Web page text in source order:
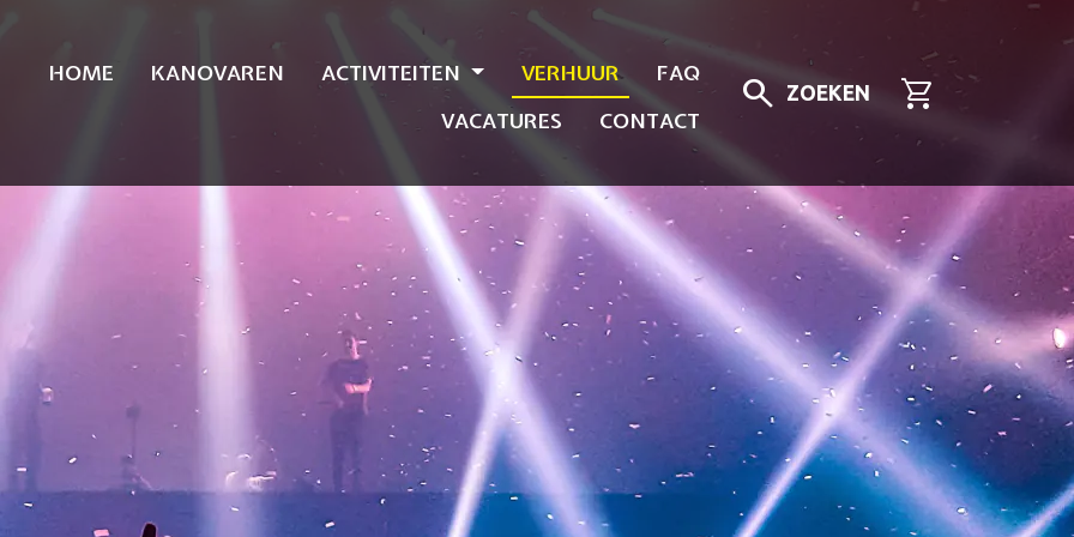
HOME KANOVAREN ACTIVITEITEN VERHUUR
FAQ
VACATURES
CONTACT
search ZOEKEN shopping_cart